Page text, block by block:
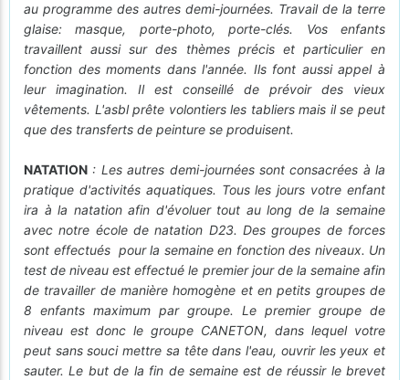
au programme des autres demi-journées. Travail de la terre
glaise: masque, porte-photo, porte-clés. Vos enfants
travaillent aussi sur des thèmes précis et particulier en
fonction des moments dans l'année. Ils font aussi appel à
leur imagination. Il est conseillé de prévoir des vieux
vêtements. L'asbl prête volontiers les tabliers mais il se peut
que des transferts de peinture se produisent.
NATATION : Les autres demi-journées sont consacrées à la
pratique d'activités aquatiques. Tous les jours votre enfant
ira à la natation afin d'évoluer tout au long de la semaine
avec notre école de natation D23. Des groupes de forces
sont effectués pour la semaine en fonction des niveaux. Un
test de niveau est effectué le premier jour de la semaine afin
de travailler de manière homogène et en petits groupes de
8 enfants maximum par groupe. Le premier groupe de
niveau est donc le groupe CANETON, dans lequel votre
peut sans souci mettre sa tête dans l'eau, ouvrir les yeux et
sauter. Le but de la fin de semaine est de réussir le brevet